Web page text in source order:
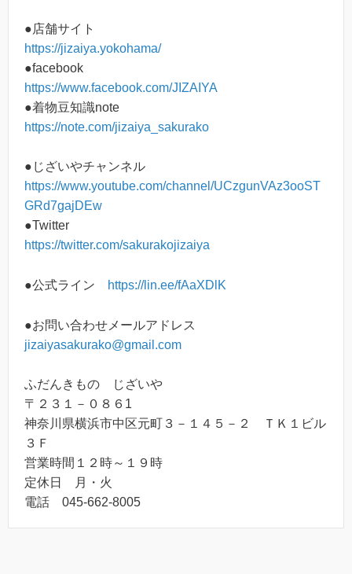
●店舗サイト
https://jizaiya.yokohama/
●facebook
https://www.facebook.com/JIZAIYA
●着物豆知識note
https://note.com/jizaiya_sakurako
●じざいやチャンネル
https://www.youtube.com/channel/UCzgunVAz3ooST
GRd7gajDEw
●Twitter
https://twitter.com/sakurakojizaiya
●公式ライン https://lin.ee/fAaXDlK
●お問い合わせメールアドレス
jizaiyasakurako@gmail.com
ふだんきもの じざいや
〒２３１－０８６1
神奈川県横浜市中区元町３－１４５－２ ＴＫ１ビル
３Ｆ
営業時間１２時～１９時
定休日 月・火
電話 045-662-8005